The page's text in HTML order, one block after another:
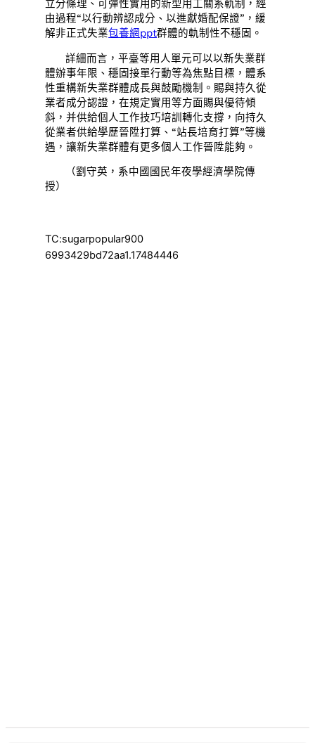
立分條理、可彈性實用的新型用工關系軌制，經
由過程“以行動辨認成分、以進獻婚配保證”，緩
解非正式失業包養網ppt群體的軌制性不穩固。
詳細而言，平臺等用人單元可以以新失業群
體辦事年限、穩固接單行動等為焦點目標，體系
性重構新失業群體成長與鼓勵機制。賜與持久從
業者成分認證，在規定實用等方面賜與優待傾
斜，并供給個人工作技巧培訓轉化支撐，向持久
從業者供給學歷晉陞打算、“站長培育打算”等機
遇，讓新失業群體有更多個人工作晉陞能夠。
（劉守英，系中國國民年夜學經濟學院傳
授）
TC:sugarpopular900
6993429bd72aa1.17484446